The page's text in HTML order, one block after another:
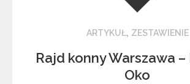
ARTYKUŁ, ZESTAWIENIE
Rajd konny Warszawa
Oko